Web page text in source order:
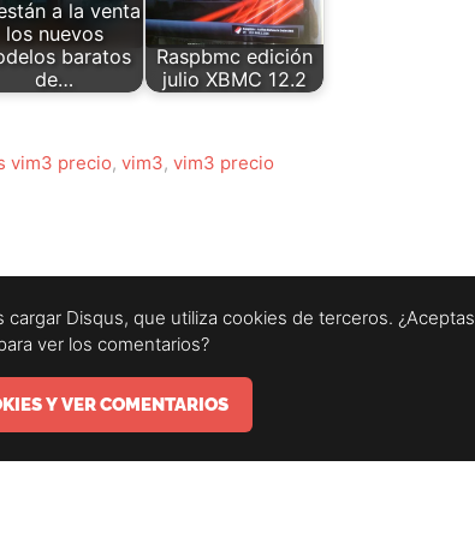
a la venta
los nuevos
baratos
de…
Raspbmc edición
julio XBMC 12.2
vim3 precio, vim3, vim3 precio
Disqus, que utiliza cookies de terceros. ¿Aceptas
ver los comentarios?
Y VER COMENTARIOS